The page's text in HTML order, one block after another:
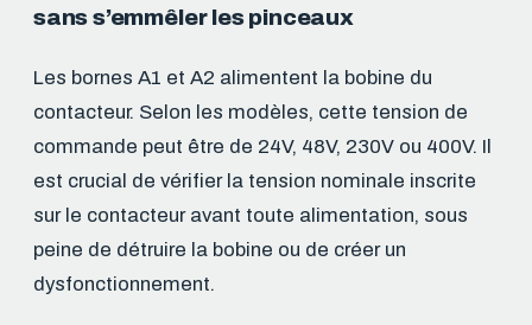
sans s’emmêler les pinceaux
Les bornes A1 et A2 alimentent la bobine du
contacteur. Selon les modèles, cette tension de
commande peut être de 24V, 48V, 230V ou 400V. Il
est crucial de vérifier la tension nominale inscrite
sur le contacteur avant toute alimentation, sous
peine de détruire la bobine ou de créer un
dysfonctionnement.